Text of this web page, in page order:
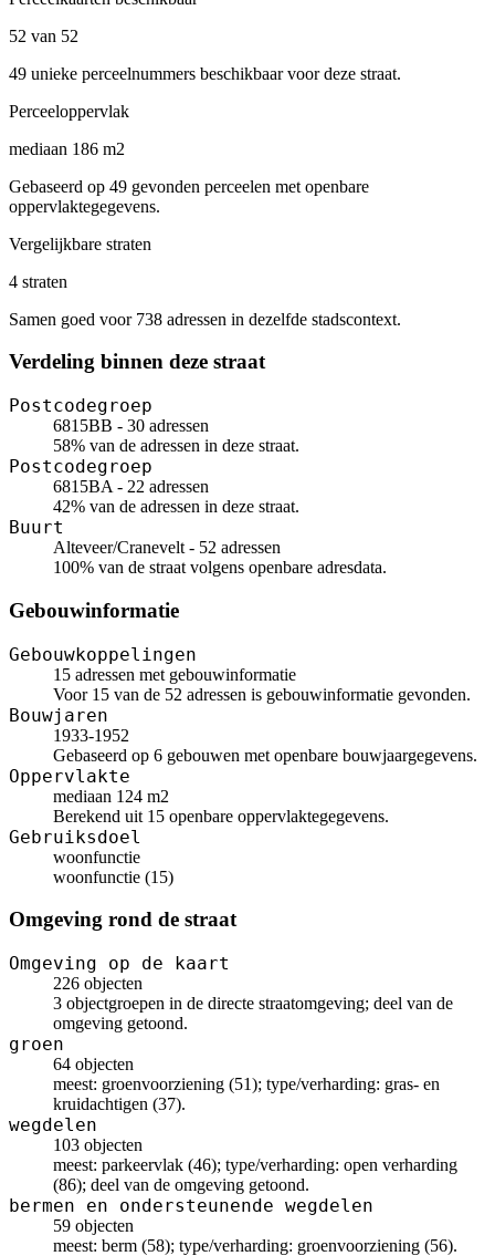
52 van 52
49 unieke perceelnummers beschikbaar voor deze straat.
Perceeloppervlak
mediaan 186 m2
Gebaseerd op 49 gevonden perceelen met openbare
oppervlaktegegevens.
Vergelijkbare straten
4 straten
Samen goed voor 738 adressen in dezelfde stadscontext.
Verdeling binnen deze straat
Postcodegroep
6815BB - 30 adressen
58% van de adressen in deze straat.
Postcodegroep
6815BA - 22 adressen
42% van de adressen in deze straat.
Buurt
Alteveer/Cranevelt - 52 adressen
100% van de straat volgens openbare adresdata.
Gebouwinformatie
Gebouwkoppelingen
15 adressen met gebouwinformatie
Voor 15 van de 52 adressen is gebouwinformatie gevonden.
Bouwjaren
1933-1952
Gebaseerd op 6 gebouwen met openbare bouwjaargegevens.
Oppervlakte
mediaan 124 m2
Berekend uit 15 openbare oppervlaktegegevens.
Gebruiksdoel
woonfunctie
woonfunctie (15)
Omgeving rond de straat
Omgeving op de kaart
226 objecten
3 objectgroepen in de directe straatomgeving; deel van de
omgeving getoond.
groen
64 objecten
meest: groenvoorziening (51); type/verharding: gras- en
kruidachtigen (37).
wegdelen
103 objecten
meest: parkeervlak (46); type/verharding: open verharding
(86); deel van de omgeving getoond.
bermen en ondersteunende wegdelen
59 objecten
meest: berm (58); type/verharding: groenvoorziening (56).